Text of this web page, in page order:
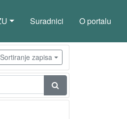
Suradnici O portalu
Sortiranje zapisa